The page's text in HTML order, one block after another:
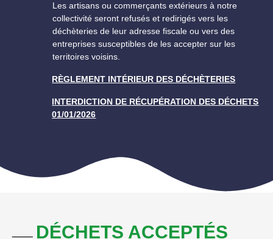
Les artisans ou commerçants extérieurs à notre
collectivité seront refusés et redirigés vers les
déchèteries de leur adresse fiscale ou vers des
entreprises susceptibles de les accepter sur les
territoires voisins.
RÈGLEMENT INTÉRIEUR DES DÉCHÈTERIES
INTERDICTION DE RÉCUPÉRATION DES DÉCHETS
01/01/2026
DÉCHETS ACCEPTÉS